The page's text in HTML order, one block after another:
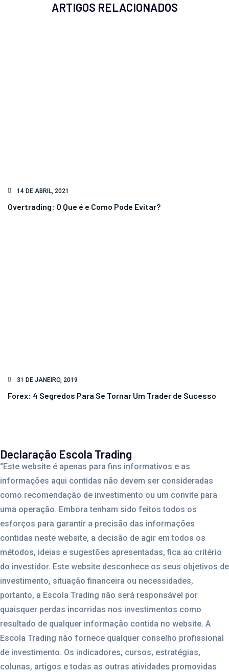
ARTIGOS RELACIONADOS
14 DE ABRIL, 2021
Overtrading: O Que é e Como Pode Evitar?
31 DE JANEIRO, 2019
Forex: 4 Segredos Para Se Tornar Um Trader de Sucesso
Declaração Escola Trading
“Este website é apenas para fins informativos e as
informações aqui contidas não devem ser consideradas
como recomendação de investimento ou um convite para
uma operação. Embora tenham sido feitos todos os
esforços para garantir a precisão das informações
contidas neste website, a decisão de agir em todos os
métodos, ideias e sugestões apresentadas, fica ao critério
do investidor. Este website desconhece os seus objetivos de
investimento, situação financeira ou necessidades,
portanto, a Escola Trading não será responsável por
quaisquer perdas incorridas nos investimentos como
resultado de qualquer informação contida no website. A
Escola Trading não fornece qualquer conselho profissional
de investimento. Os indicadores, cursos, estratégias,
colunas, artigos e todas as outras atividades promovidas